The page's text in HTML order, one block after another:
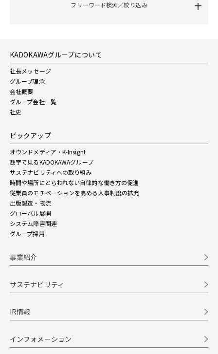
フリーワード検索／絞り込み
KADOKAWAグループについて
社長メッセージ
グループ理念
会社概要
グループ会社一覧
社史
ピックアップ
オウンドメディア・K-Insight
数字で見るKADOKAWAグループ
サステナビリティへの取り組み
時間や場所にとらわれない自律的な働き方の促進
従業員のモチベーションを高める人事制度の拡充
出版製造・物流
グローバル展開
システム障害関連
グループ採用
事業紹介
サステナビリティ
IR情報
インフォメーション